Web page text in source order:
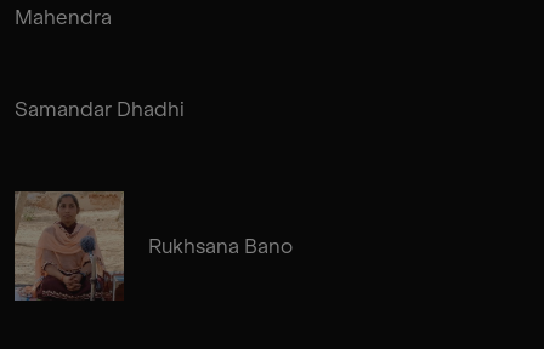
Mahendra
Samandar Dhadhi
Rukhsana Bano